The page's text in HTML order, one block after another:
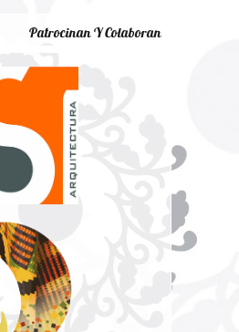
Patrocinan Y Colaboran